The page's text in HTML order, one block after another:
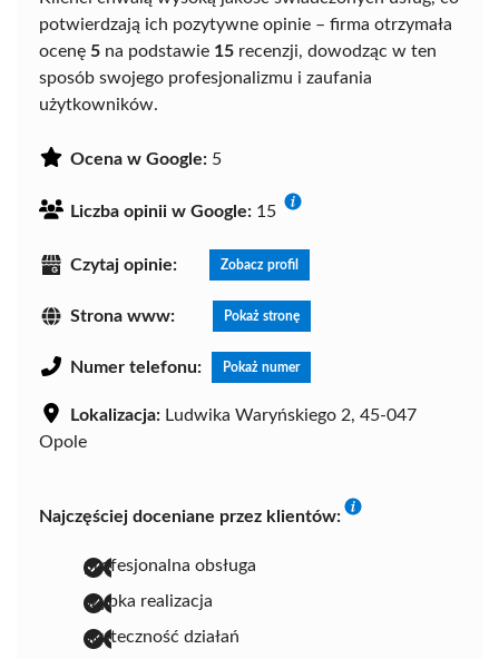
potwierdzają ich pozytywne opinie – firma otrzymała
ocenę 5 na podstawie 15 recenzji, dowodząc w ten
sposób swojego profesjonalizmu i zaufania
użytkowników.
Ocena w Google: 5
Liczba opinii w Google: 15
Czytaj opinie: Zobacz profil
Strona www: Pokaż stronę
Numer telefonu: Pokaż numer
Lokalizacja: Ludwika Waryńskiego 2, 45-047
Opole
Najczęściej doceniane przez klientów:
profesjonalna obsługa
szybka realizacja
skuteczność działań